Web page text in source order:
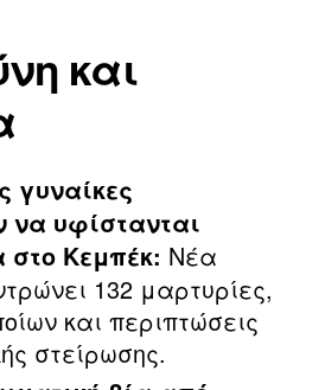
και
γυναίκες
να υφίστανται
στο Κεμπέκ: Νέα
132 μαρτυρίες,
και περιπτώσεις
στείρωσης.